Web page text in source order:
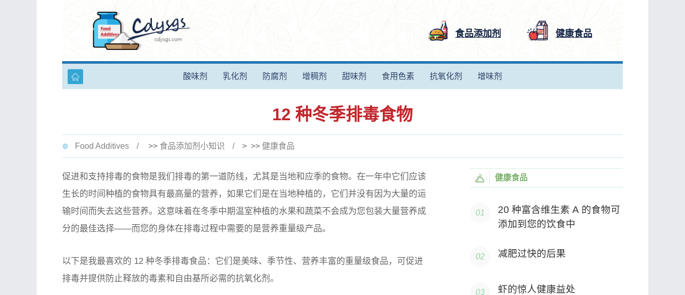
食品添加剂 健康食品
酸味剂 乳化剂 防腐剂 增稠剂 甜味剂 食用色素 抗氧化剂 增味剂
12 种冬季排毒食物
Food Additives >> 食品添加剂小知识 > >> 健康食品
促进和支持排毒的食物是我们排毒的第一道防线，尤其是当地和应季的食物。在一年中它们应该
生长的时间种植的食物具有最高量的营养，如果它们是在当地种植的，它们并没有因为大量的运
输时间而失去这些营养。这意味着在冬季中期温室种植的水果和蔬菜不会成为您包装大量营养成
分的最佳选择——而您的身体在排毒过程中需要的是营养重量级产品。
以下是我最喜欢的 12 种冬季排毒食品：它们是美味、季节性、营养丰富的重量级食品，可促进
排毒并提供防止释放的毒素和自由基所必需的抗氧化剂。
健康食品
20 种富含维生素 A 的食物可
添加到您的饮食中
减肥过快的后果
虾的惊人健康益处